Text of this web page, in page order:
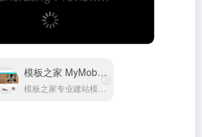
模板之家 MyMoban
模板之家专业建站模板平台